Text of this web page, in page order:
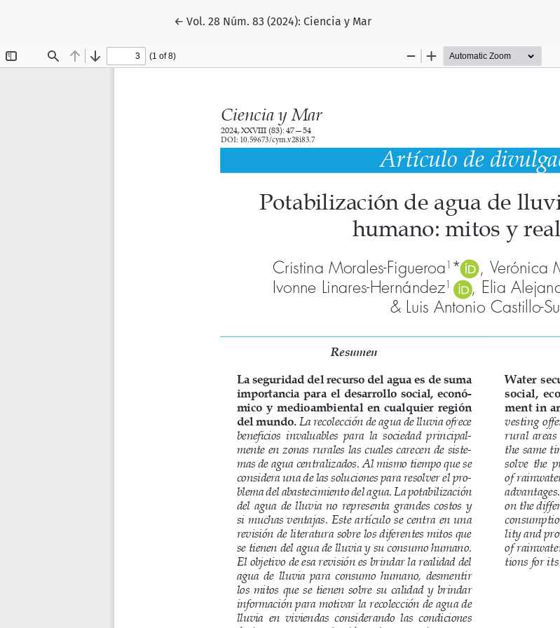
← Volver a los detalles del artículo
Vol. 28 Núm. 83 (2024): Ciencia y Mar